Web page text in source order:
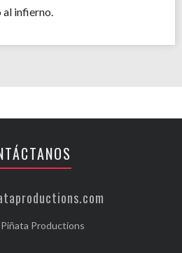
al infierno.